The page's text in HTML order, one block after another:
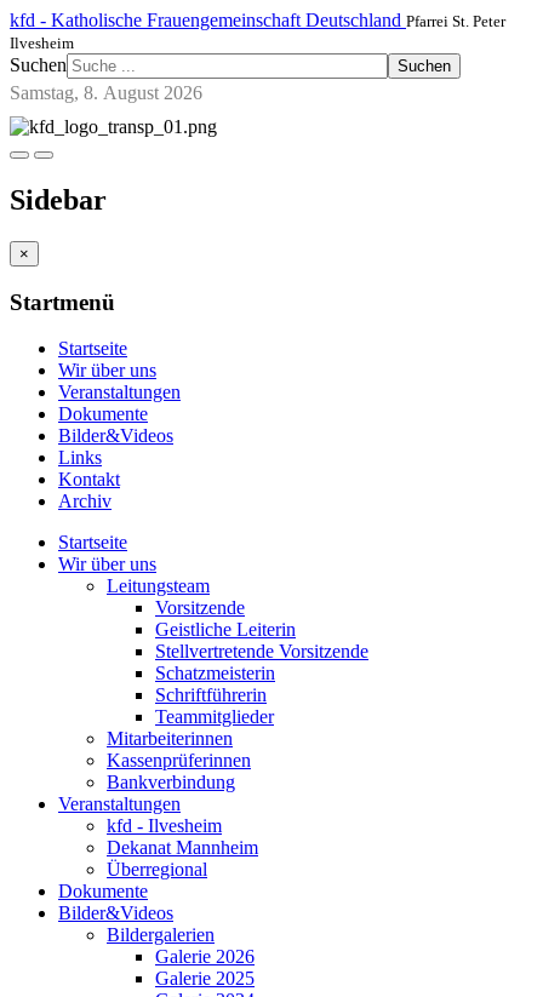
kfd - Katholische Frauengemeinschaft Deutschland Pfarrei St. Peter
Ilvesheim
Suchen Suchen
Samstag, 8. August 2026
Sidebar
×
Startmenü
Startseite
Wir über uns
Veranstaltungen
Dokumente
Bilder&Videos
Links
Kontakt
Archiv
Startseite
Wir über uns
Leitungsteam
Vorsitzende
Geistliche Leiterin
Stellvertretende Vorsitzende
Schatzmeisterin
Schriftführerin
Teammitglieder
Mitarbeiterinnen
Kassenprüferinnen
Bankverbindung
Veranstaltungen
kfd - Ilvesheim
Dekanat Mannheim
Überregional
Dokumente
Bilder&Videos
Bildergalerien
Galerie 2026
Galerie 2025